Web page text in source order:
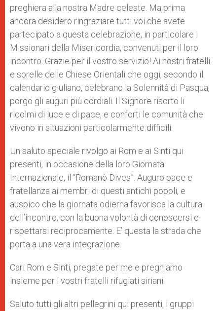
preghiera alla nostra Madre celeste. Ma prima
ancora desidero ringraziare tutti voi che avete
partecipato a questa celebrazione, in particolare i
Missionari della Misericordia, convenuti per il loro
incontro. Grazie per il vostro servizio! Ai nostri fratelli
e sorelle delle Chiese Orientali che oggi, secondo il
calendario giuliano, celebrano la Solennità di Pasqua,
porgo gli auguri più cordiali. Il Signore risorto li
ricolmi di luce e di pace, e conforti le comunità che
vivono in situazioni particolarmente difficili.
Un saluto speciale rivolgo ai Rom e ai Sinti qui
presenti, in occasione della loro Giornata
Internazionale, il “Romanò Dives”. Auguro pace e
fratellanza ai membri di questi antichi popoli, e
auspico che la giornata odierna favorisca la cultura
dell’incontro, con la buona volontà di conoscersi e
rispettarsi reciprocamente. E’ questa la strada che
porta a una vera integrazione.
Cari Rom e Sinti, pregate per me e preghiamo
insieme per i vostri fratelli rifugiati siriani.
Saluto tutti gli altri pellegrini qui presenti, i gruppi